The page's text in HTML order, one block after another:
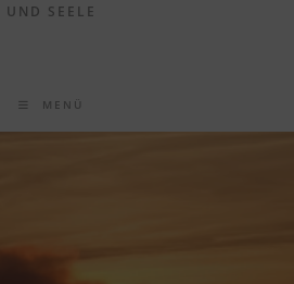
UND SEELE
MENÜ